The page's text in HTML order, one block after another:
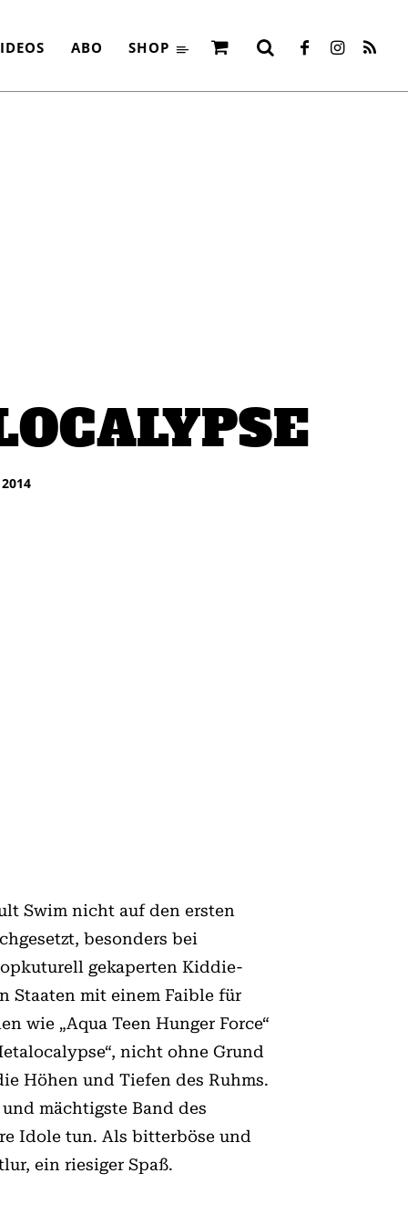
ABO SHOP
Swim nicht auf den ersten
besonders bei
gekaperten Kiddie-
Staaten mit einem Faible für
wie „Aqua Teen Hunger Force“
nicht ohne Grund
Höhen und Tiefen des Ruhms.
mächtigste Band des
Idole tun. Als bitterböse und
ein riesiger Spaß.